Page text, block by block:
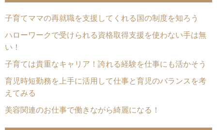
子育てママの再就職を支援してくれる国の制度を知ろう
ハローワークで受けられる資格取得支援を使わない手は無
い！
子育ては貴重なキャリア！誇れる経験を仕事にも活かそう
育児時短勤務を上手に活用して仕事と育児のバランスを考
えてみる
美容関連のお仕事で働きながら綺麗になる！